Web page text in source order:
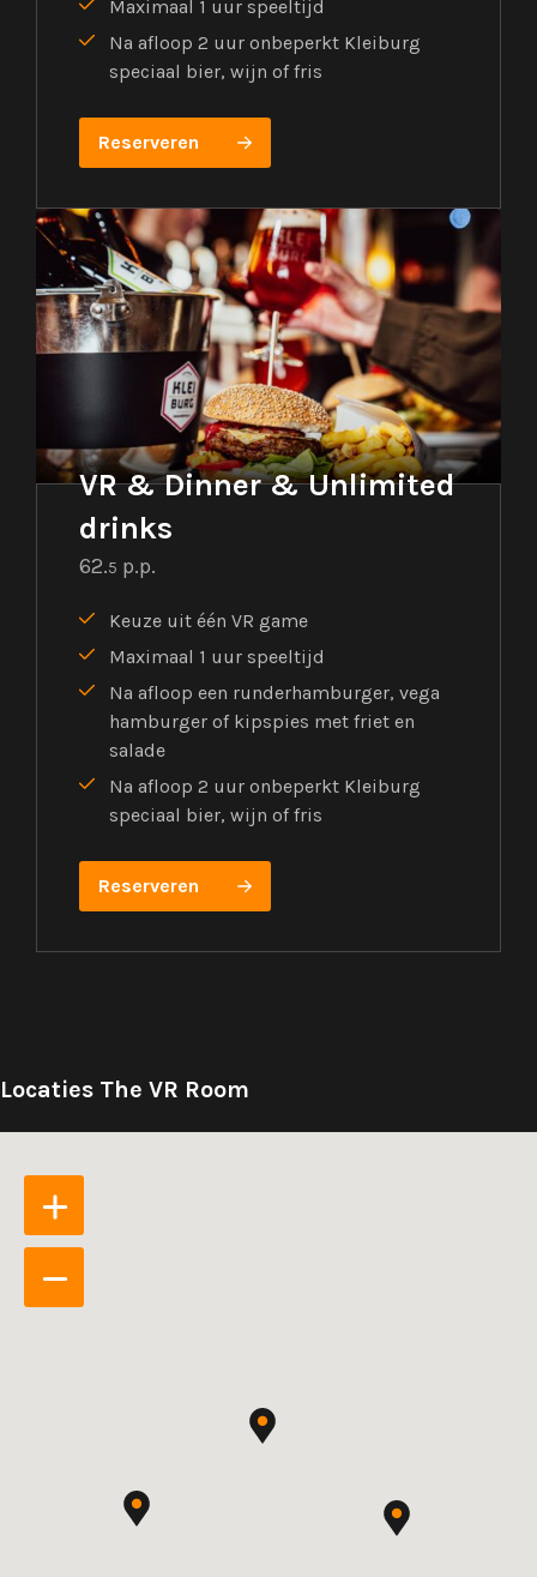
Maximaal 1 uur speeltijd
Na afloop 2 uur onbeperkt Kleiburg
speciaal bier, wijn of fris
Reserveren
VR & Dinner & Unlimited
drinks
62.5 p.p.
Keuze uit één VR game
Maximaal 1 uur speeltijd
Na afloop een runderhamburger, vega
hamburger of kipspies met friet en
salade
Na afloop 2 uur onbeperkt Kleiburg
speciaal bier, wijn of fris
Reserveren
Locaties The VR Room
Inzoomen
Uitzoomen